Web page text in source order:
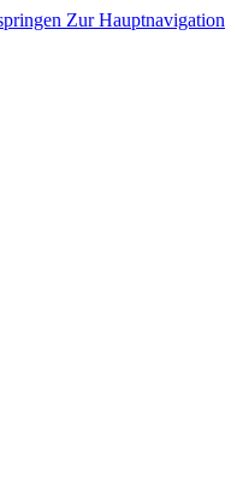
Zur Hauptnavigation